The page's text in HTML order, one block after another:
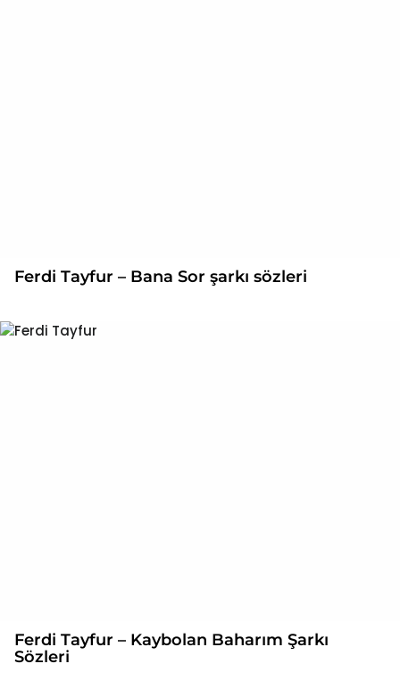
Ferdi Tayfur – Bana Sor şarkı sözleri
Ferdi Tayfur – Kaybolan Baharım Şarkı
Sözleri